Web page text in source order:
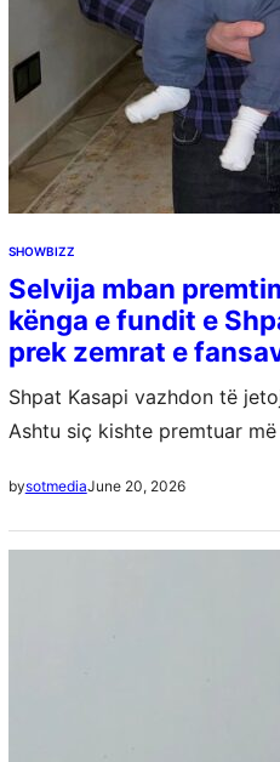
SHOWBIZZ
Selvija mban
kënga e fundit e
prek zemrat e
Shpat Kasapi vazhdon të
Ashtu siç kishte premtuar
papublikuar të…
bysotmediaJune 20, 2026